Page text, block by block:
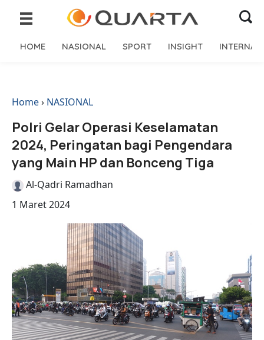
HOME NASIONAL SPORT INSIGHT
Home› NASIONAL
Polri Gelar Operasi Keselamatan
2024, Peringatan bagi Pengendara
yang Main HP dan Bonceng Tiga
Al-Qadri Ramadhan
1 Maret 2024